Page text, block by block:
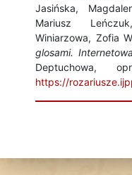
Jasińska,
Mariusz
Winiarzowa, Zofia
glosami.
Deptuchowa,
https://